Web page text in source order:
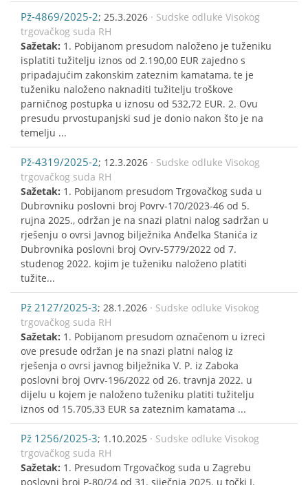
Pž-4869/2025-2; 25.3.2026 · Sudske odluke Visokog
trgovačkog suda RH
Sažetak: 1. Pobijanom presudom naloženo je tuženiku
isplatiti tužitelju iznos od 2.190,00 EUR zajedno s
pripadajućim zakonskim zateznim kamatama, te je
tuženiku naloženo naknaditi tužitelju troškove
parničnog postupka u iznosu od 532,72 EUR. 2. Ovu
presudu prvostupanjski sud je donio nakon što je na
temelju ...
Pž-4319/2025-2; 12.3.2026 · Sudske odluke Visokog
trgovačkog suda RH
Sažetak: 1. Pobijanom presudom Trgovačkog suda u
Dubrovniku poslovni broj Povrv-170/2023-46 od 5.
rujna 2025., održan je na snazi platni nalog sadržan u
rješenju o ovrsi Javnog bilježnika Anđelka Stanića iz
Dubrovnika poslovni broj Ovrv-5779/2022 od 7.
studenog 2022. kojim je tuženiku naloženo platiti
tužite...
Pž 2127/2025-3; 28.1.2026 · Sudske odluke Visokog
trgovačkog suda RH
Sažetak: 1. Pobijanom presudom označenom u izreci
ove presude održan je na snazi platni nalog iz
rješenja o ovrsi javnog bilježnika V. P. iz Zaboka
poslovni broj Ovrv-196/2022 od 26. travnja 2022. u
dijelu u kojem je naloženo tuženiku platiti tužitelju
iznos od 15.705,33 EUR sa zateznim kamatama ...
Pž 1256/2025-3; 1.10.2025 · Sudske odluke Visokog
trgovačkog suda RH
Sažetak: 1. Presudom Trgovačkog suda u Zagrebu
poslovni broj P-80/24 od 31. siječnja 2025. u točki I.